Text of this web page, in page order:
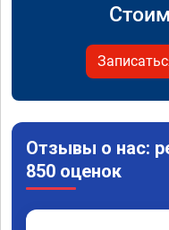
Отзывы о нас:
850 оценок